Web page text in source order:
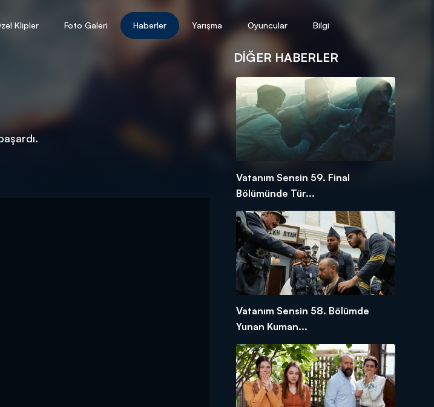
Klipler Foto Galeri Haberler Yarışma Oyuncular Bilgi
DIĞER HABERLER
Vatanım Sensin 59. Final
Bölümünde Tür...
Vatanım Sensin 58. Bölümde
Yunan Kuman...